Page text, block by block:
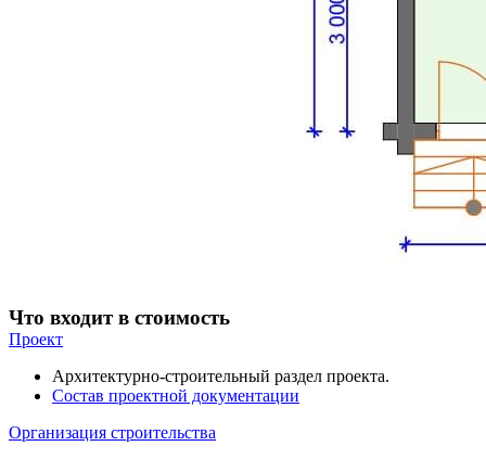
Что входит в стоимость
Проект
Архитектурно-строительный раздел проекта.
Состав проектной документации
Организация строительства